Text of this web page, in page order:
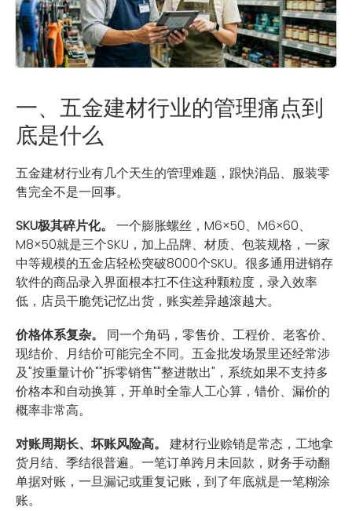
一、五金建材行业的管理痛点到
底是什么
五金建材行业有几个天生的管理难题，跟快消品、服装零
售完全不是一回事。
SKU极其碎片化。
一个膨胀螺丝，M6×50、M6×60、
M8×50就是三个SKU，加上品牌、材质、包装规格，一家
中等规模的五金店轻松突破8000个SKU。很多通用进销存
软件的商品录入界面根本扛不住这种颗粒度，录入效率
低，店员干脆凭记忆出货，账实差异越滚越大。
价格体系复杂。
同一个角码，零售价、工程价、老客价、
现结价、月结价可能完全不同。五金批发场景里还经常涉
及"按重量计价""拆零销售""整进散出"，系统如果不支持多
价格本和自动换算，开单时全靠人工心算，错价、漏价的
概率非常高。
对账周期长、坏账风险高。
建材行业赊销是常态，工地拿
货月结、季结很普遍。一笔订单跨月未回款，财务手动翻
单据对账，一旦漏记或重复记账，到了年底就是一笔糊涂
账。